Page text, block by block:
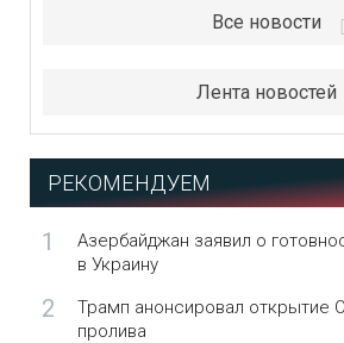
Все новости
Лента новостей
РЕКОМЕНДУЕМ
1
Азербайджан заявил о
в Украину
2
Трамп анонсировал открытие
пролива